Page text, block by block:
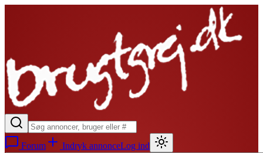
Forum Indryk annonceLog ind